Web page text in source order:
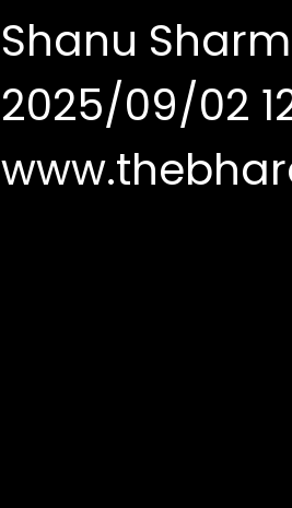
Shanu
2025/09/02